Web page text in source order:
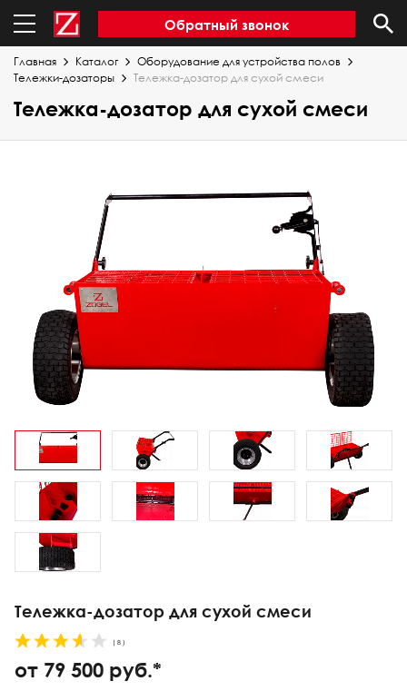
Обратный звонок
Главная Каталог
Оборудование для устройства полов
Тележки-дозаторы
Тележка-дозатор для сухой смеси
Тележка-дозатор для сухой смеси
Тележка-дозатор для сухой смеси
( 8 )
от 79 500 руб.*